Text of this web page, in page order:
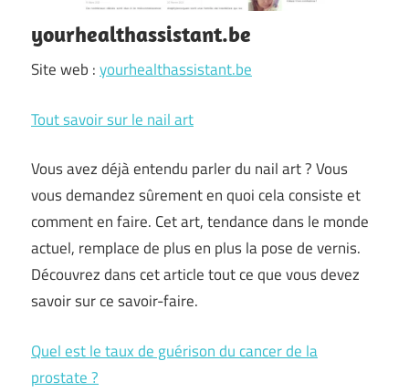
yourhealthassistant.be
Site web :yourhealthassistant.be
Tout savoir sur le nail art
Vous avez déjà entendu parler du nail art ? Vous
vous demandez sûrement en quoi cela consiste et
comment en faire. Cet art, tendance dans le monde
actuel, remplace de plus en plus la pose de vernis.
Découvrez dans cet article tout ce que vous devez
savoir sur ce savoir-faire.
Quel est le taux de guérison du cancer de la
prostate ?